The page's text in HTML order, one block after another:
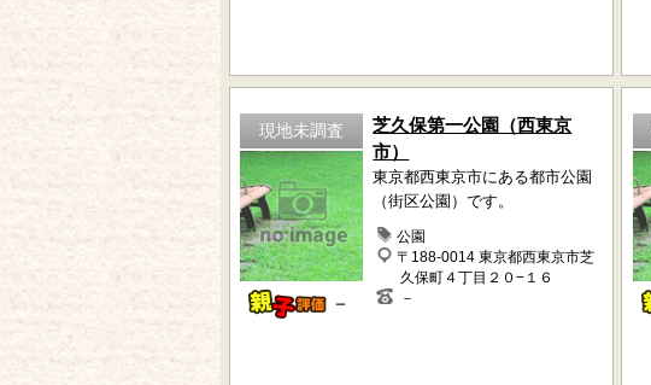
現地未調査
－
芝久保第一公園（西東京
市）
東京都西東京市にある都市公園
（街区公園）です。
公園
〒188-0014 東京都西東京市芝
久保町４丁目２０−１６
－